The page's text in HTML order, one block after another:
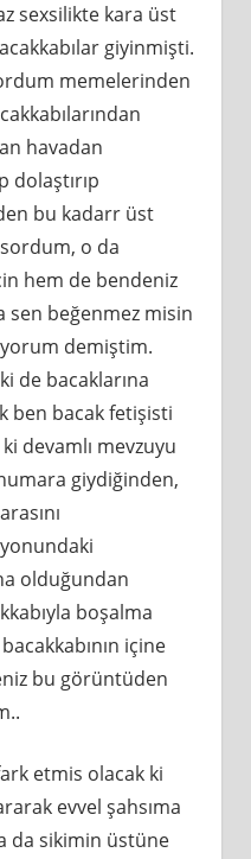
sexsilikte kara üst
giyinmişti.
memelerinden
havadan
dolaştırıp
bu kadarr üst
o da
hem de bendeniz
sen beğenmez misin
demiştim.
de bacaklarına
ben bacak fetişisti
devamlı mevzuyu
giydiğinden,
olduğundan
boşalma
içine
bu görüntüden
etmis olacak ki
evvel şahsıma
da sikimin üstüne